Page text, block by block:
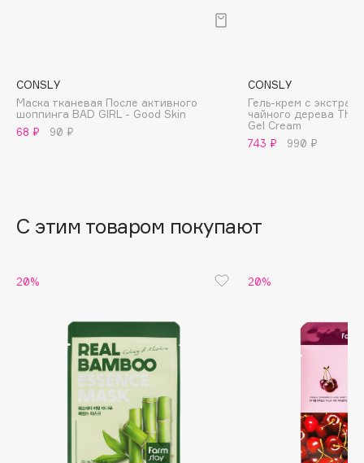
Balmain Hair Couture
Banderas
Basicare
Beautyblades
НОВИНКА
Bebble
CONSLY
Маска тканевая После активного
шоппинга BAD GIRL - Good Skin
68 ₽
90 ₽
CONSLY
Гель-крем с
чайного дерева The
Gel Cream
743 ₽
990 ₽
С этим товаром покупают
20% 20%